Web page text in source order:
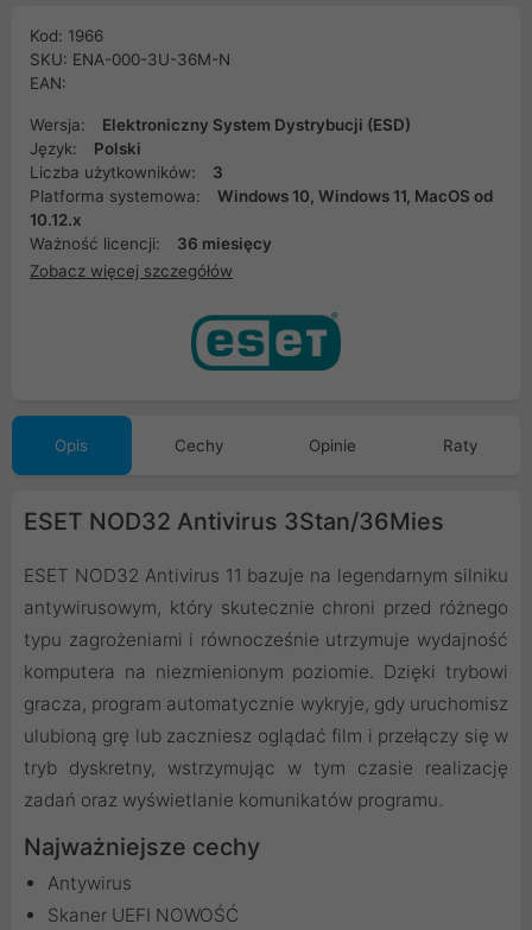
Kod: 1966
SKU: ENA-000-3U-36M-N
EAN:
Wersja:
Elektroniczny System Dystrybucji (ESD)
Język:
Polski
Liczba użytkowników:
3
Platforma systemowa:
Windows 10, Windows 11, MacOS od
10.12.x
Ważność licencji:
36 miesięcy
Zobacz więcej szczegółów
Opis Cechy Opinie Raty
ESET NOD32 Antivirus 3Stan/36Mies
ESET NOD32 Antivirus 11 bazuje na legendarnym silniku
antywirusowym, który skutecznie chroni przed różnego
typu zagrożeniami i równocześnie utrzymuje wydajność
komputera na niezmienionym poziomie. Dzięki trybowi
gracza, program automatycznie wykryje, gdy uruchomisz
ulubioną grę lub zaczniesz oglądać film i przełączy się w
tryb dyskretny, wstrzymując w tym czasie realizację
zadań oraz wyświetlanie komunikatów programu.
Najważniejsze cechy
Antywirus
Skaner UEFI NOWOŚĆ